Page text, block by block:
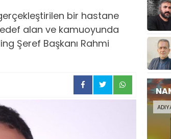
bir hastane
alan ve kamuoyunda
Şeref Başkanı Rahmi